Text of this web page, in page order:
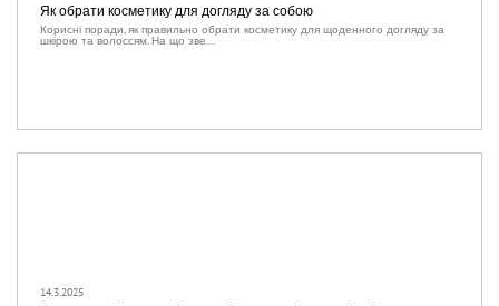
Як обрати косметику для догляду за собою
Корисні поради, як правильно обрати косметику для щоденного догляду за
шкірою та волоссям. На що зве...
14.3.2025